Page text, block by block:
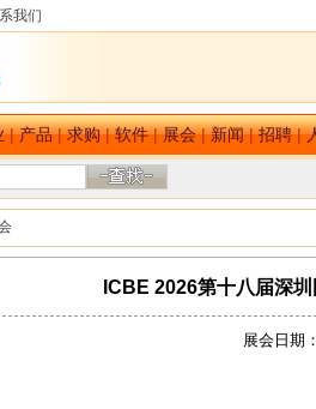
我们
|产品|求购|软件|展会|新闻|招聘|
ICBE 2026第十八届深
展会日期